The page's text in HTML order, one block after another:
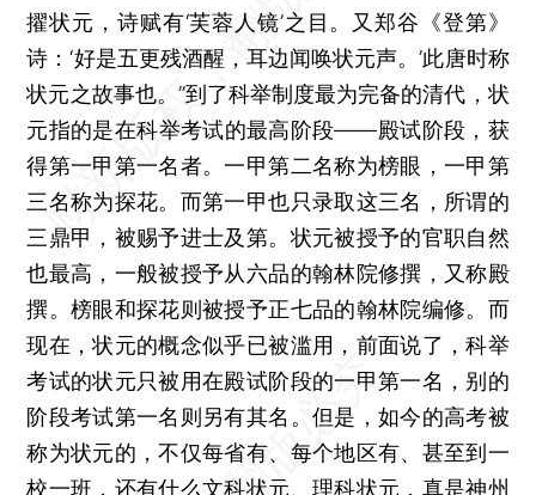
擢状元，诗赋有‘芙蓉人镜’之目。又郑谷《登第》
诗：‘好是五更残酒醒，耳边闻唤状元声。’此唐时称
状元之故事也。”到了科举制度最为完备的清代，状
元指的是在科举考试的最高阶段——殿试阶段，获
得第一甲第一名者。一甲第二名称为榜眼，一甲第
三名称为探花。而第一甲也只录取这三名，所谓的
三鼎甲，被赐予进士及第。状元被授予的官职自然
也最高，一般被授予从六品的翰林院修撰，又称殿
撰。榜眼和探花则被授予正七品的翰林院编修。而
现在，状元的概念似乎已被滥用，前面说了，科举
考试的状元只被用在殿试阶段的一甲第一名，别的
阶段考试第一名则另有其名。但是，如今的高考被
称为状元的，不仅每省有、每个地区有、甚至到一
校一班，还有什么文科状元、理科状元，真是神州